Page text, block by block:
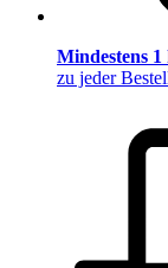
Mindestens 1
zu jeder